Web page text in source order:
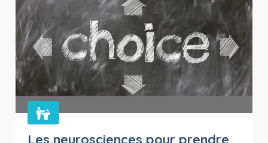
Les neurosciences pour prendre